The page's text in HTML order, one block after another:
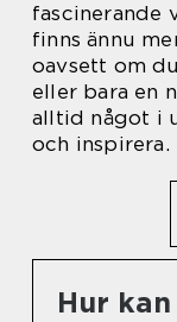
fascinerande
finns ännu
oavsett om
eller bara en
alltid något i
och inspirera.
Hur